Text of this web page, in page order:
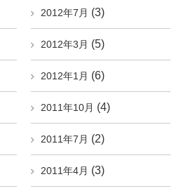
2012年7月 (3)
2012年3月 (5)
2012年1月 (6)
2011年10月 (4)
2011年7月 (2)
2011年4月 (3)